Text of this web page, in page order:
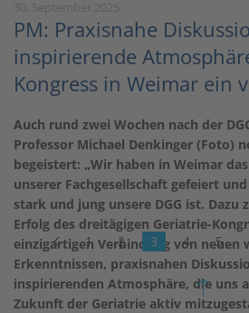
PM: Praxisnahe
inspirierende
Kongress in Weimar ein
Auch rund zwei Wochen nach der
Professor Michael Denkinger (Foto)
begeistert: „Wir haben in Weimar
unserer Fachgesellschaft gefeiert
stark und jung unsere DGG ist. Dazu
Erfolg des dreitägigen Geriatrie-
einzigartigen Verbindung von neuen
Erkenntnissen, praxisnahen
inspirierenden Atmosphäre, die uns
Zukunft der Geriatrie aktiv
1 2 3 4 5